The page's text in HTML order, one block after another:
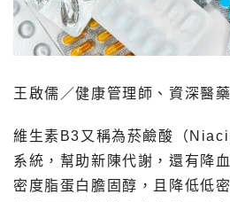
王啟儒／健康管理師、資深醫
維生素B3又稱為菸鹼酸（
系統，幫助新陳代謝，還有降
密度脂蛋白膽固醇，且降低低